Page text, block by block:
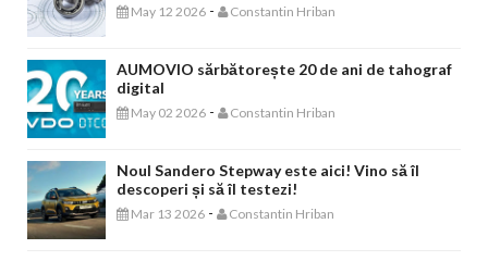
May 12 2026 - Constantin Hriban
AUMOVIO sărbătorește 20 de ani de tahograf
digital
May 02 2026 - Constantin Hriban
Noul Sandero Stepway este aici! Vino să îl
descoperi și să îl testezi!
Mar 13 2026 - Constantin Hriban